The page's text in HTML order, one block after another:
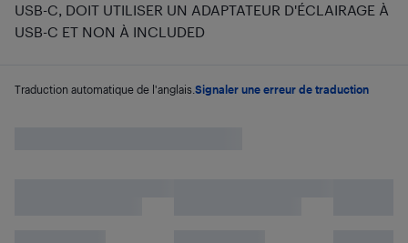
USB-C, DOIT UTILISER UN ADAPTATEUR D'ÉCLAIRAGE À
USB-C ET NON À INCLUDED
Traduction automatique de l'anglais. Signaler une erreur de traduction